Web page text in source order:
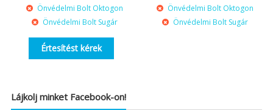
Önvédelmi Bolt Oktogon
Önvédelmi Bolt Sugár
Értesítést kérek
Önvédelmi Bolt Oktogon
Önvédelmi Bolt Sugár
Lájkolj minket Facebook-on!